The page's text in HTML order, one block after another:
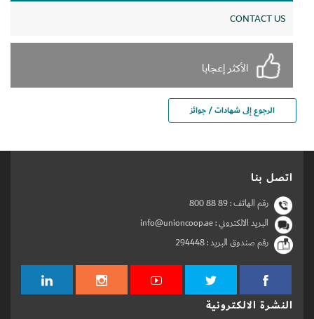
CONTACT US
الأكثر إعجابا
الرجوع إلى شهادات / جوائز
اتصل بنا
رقم الهاتف :800 88 89
البريد الالكتروني : info@unioncoop.ae
رقم صندوق البريد :294448
النشرة الالكترونية